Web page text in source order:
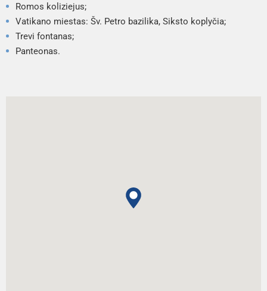
Romos koliziejus;
Vatikano miestas: Šv. Petro bazilika, Siksto koplyčia;
Trevi fontanas;
Panteonas.